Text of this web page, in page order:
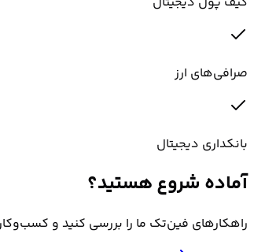
صرافی‌های ارز
بانکداری دیجیتال
آماده شروع هستید؟
راهکارهای فین‌تک ما را بررسی کنید و